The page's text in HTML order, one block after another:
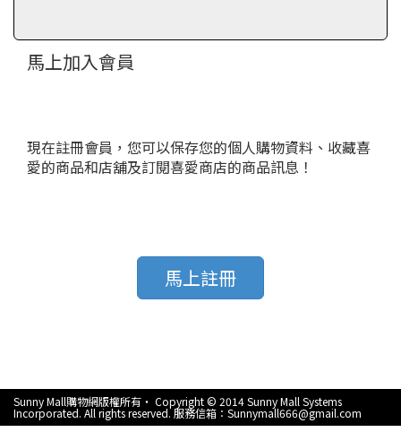
馬上加入會員
現在註冊會員，您可以保存您的個人購物資料、收藏喜
愛的商品和店舖及訂閱喜愛商店的商品訊息！
馬上註冊
Sunny Mall購物網版權所有‧ Copyright © 2014 Sunny Mall Systems
Incorporated. All rights reserved. 服務信箱：Sunnymall666@gmail.com